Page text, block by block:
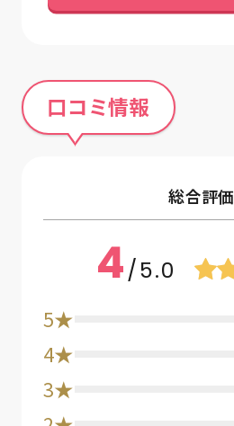
口コミ情報
総合評価
4/5.0
5★
4★
3★